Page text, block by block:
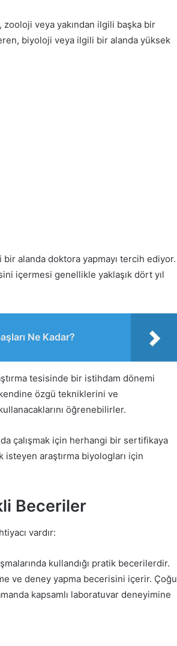
zooloji veya yakından ilgili başka bir
biyoloji veya ilgili bir alanda yüksek
alanda doktora yapmayı tercih ediyor.
içermesi genellikle yaklaşık dört yıl
Ne Kadar?
tesisinde bir istihdam dönemi
özgü tekniklerini ve
öğrenebilirler.
çalışmak için herhangi bir sertifikaya
isteyen araştırma biyologları için
Beceriler
vardır:
kullandığı pratik becerilerdir.
ve deney yapma becerisini içerir. Çoğu
kapsamlı laboratuvar deneyimine